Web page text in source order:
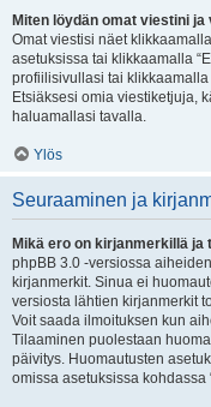
Miten löydän omat viestini
Omat viestisi näet
asetuksissa tai klikkaamalla
profiilisivullasi tai
Etsiäksesi omia viestiketjuja,
haluamallasi tavalla.
Ylös
Seuraaminen ja
Mikä ero on kirjanmerkillä ja
phpBB 3.0 -versiossa
kirjanmerkit. Sinua ei
versiosta lähtien kirjanmerkit
Voit saada ilmoituksen kun
Tilaaminen puolestaan
päivitys. Huomautusten
omissa asetuksissa kohdassa